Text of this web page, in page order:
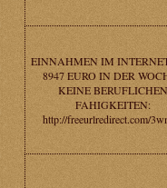
EINNAHMEN IM
8947 EURO IN DER
KEINE BERUFLICHEN
FAHIGKEITEN:
http://freeurlredirect.com/